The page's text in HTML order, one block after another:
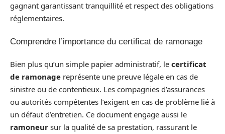
gagnant garantissant tranquillité et respect des obligations
réglementaires.
Comprendre l’importance du certificat de ramonage
Bien plus qu’un simple papier administratif, le certificat
de ramonage représente une preuve légale en cas de
sinistre ou de contentieux. Les compagnies d’assurances
ou autorités compétentes l’exigent en cas de problème lié à
un défaut d’entretien. Ce document engage aussi le
ramoneur sur la qualité de sa prestation, rassurant le